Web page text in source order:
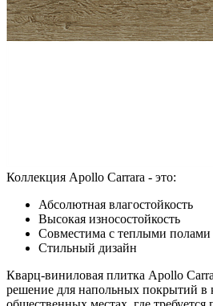
Коллекция Apollo Carrara - это:
Абсолютная влагостойкость
Высокая износостойкость
Совместима с теплыми полами
Стильный дизайн
Кварц-виниловая плитка Apollo
решение для напольных покрытий в